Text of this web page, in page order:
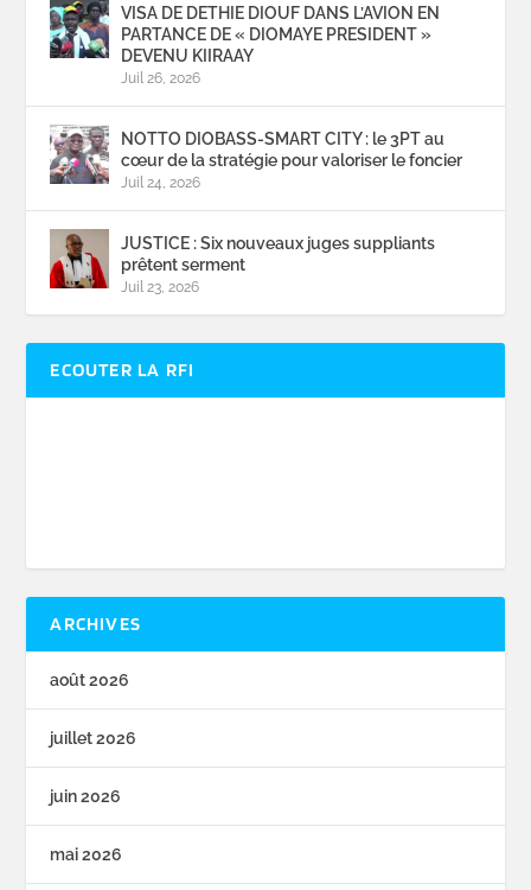
VISA DE DETHIE DIOUF DANS L’AVION EN
PARTANCE DE « DIOMAYE PRESIDENT »
DEVENU KIIRAAY
Juil 26, 2026
NOTTO DIOBASS-SMART CITY : le 3PT au
cœur de la stratégie pour valoriser le foncier
Juil 24, 2026
JUSTICE : Six nouveaux juges suppliants
prêtent serment
Juil 23, 2026
ECOUTER LA RFI
ARCHIVES
août 2026
juillet 2026
juin 2026
mai 2026